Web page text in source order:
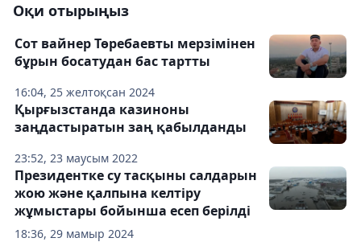
Оқи отырыңыз
16:04, 25 желтоқсан 2024
Сот вайнер Төребаевты мерзімінен
бұрын босатудан бас тартты
23:52, 23 маусым 2022
Қырғызстанда казиноны
заңдастыратын заң қабылданды
18:36, 29 мамыр 2024
Президентке су тасқыны салдарын
жою және қалпына келтіру
жұмыстары бойынша есеп берілді